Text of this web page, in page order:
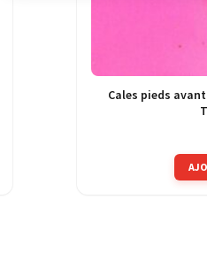
Cales pieds